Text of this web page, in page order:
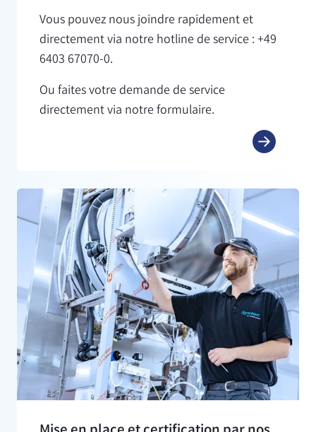
Vous pouvez nous joindre rapidement et
directement via notre hotline de service : +49
6403 67070-0.
Ou faites votre demande de service
directement via notre formulaire.